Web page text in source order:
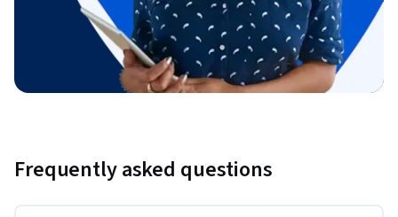
Frequently asked questions